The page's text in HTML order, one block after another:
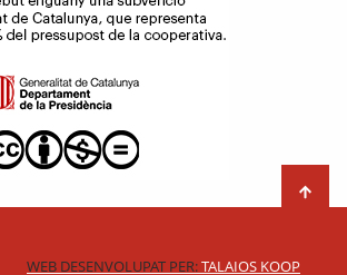
WEB DESENVOLUPAT PER:TALAIOS KOOP